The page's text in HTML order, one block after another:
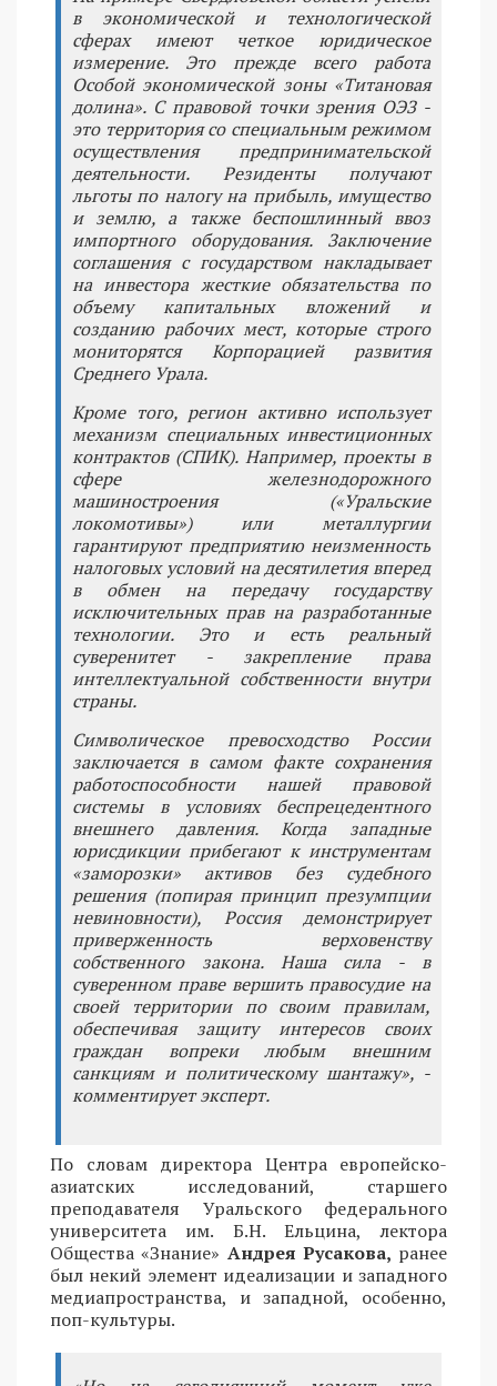
в экономической и технологической
сферах имеют четкое юридическое
измерение. Это прежде всего работа
Особой экономической зоны «Титановая
долина». С правовой точки зрения ОЭЗ -
это территория со специальным режимом
осуществления предпринимательской
деятельности. Резиденты получают
льготы по налогу на прибыль, имущество
и землю, а также беспошлинный ввоз
импортного оборудования. Заключение
соглашения с государством накладывает
на инвестора жесткие обязательства по
объему капитальных вложений и
созданию рабочих мест, которые строго
мониторятся Корпорацией развития
Среднего Урала.
Кроме того, регион активно использует
механизм специальных инвестиционных
контрактов (СПИК). Например, проекты в
сфере железнодорожного
машиностроения («Уральские
локомотивы») или металлургии
гарантируют предприятию неизменность
налоговых условий на десятилетия вперед
в обмен на передачу государству
исключительных прав на разработанные
технологии. Это и есть реальный
суверенитет - закрепление права
интеллектуальной собственности внутри
страны.
Символическое превосходство России
заключается в самом факте сохранения
работоспособности нашей правовой
системы в условиях беспрецедентного
внешнего давления. Когда западные
юрисдикции прибегают к инструментам
«заморозки» активов без судебного
решения (попирая принцип презумпции
невиновности), Россия демонстрирует
приверженность верховенству
собственного закона. Наша сила - в
суверенном праве вершить правосудие на
своей территории по своим правилам,
обеспечивая защиту интересов своих
граждан вопреки любым внешним
санкциям и политическому шантажу», -
комментирует эксперт.
По словам директора Центра европейско-
азиатских исследований, старшего
преподавателя Уральского федерального
университета им. Б.Н. Ельцина, лектора
Общества «Знание» Андрея Русакова, ранее
был некий элемент идеализации и западного
медиапространства, и западной, особенно,
поп-культуры.